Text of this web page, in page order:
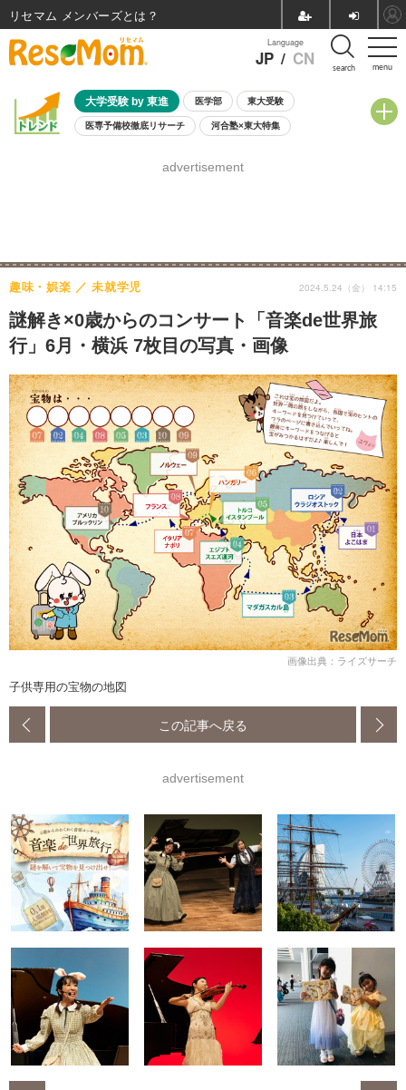
menu
Language
JP / CN search
大学受験 by 東進 医学部 東大受験
医専予備校徹底リサーチ 河合塾×東大特集
8月開催学校説明会・相談会
advertisement
謎解き×0歳からのコンサート「音楽de世界旅
行」6月・横浜 7枚目の写真・画像
趣味・娯楽 未就学児 2024.5.24（金） 14:15
画像出典：ライズサーチ
子供専用の宝物の地図
この記事へ戻る
advertisement
リセマム メンバーズ